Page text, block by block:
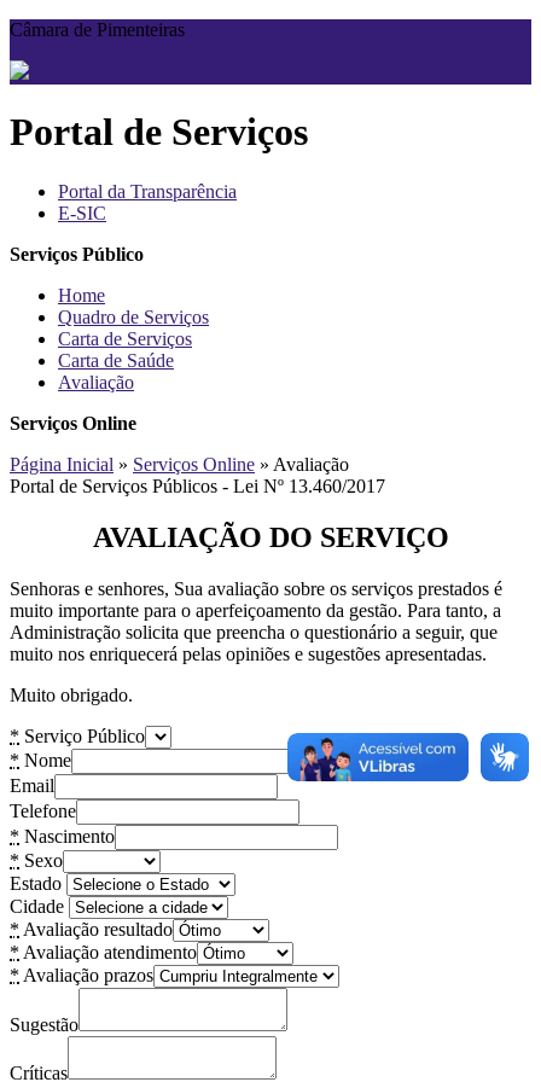
Câmara de Pimenteiras
Portal de Serviços
Portal da Transparência
E-SIC
Serviços Público
Home
Quadro de Serviços
Carta de Serviços
Carta de Saúde
Avaliação
Serviços Online
Página Inicial » Serviços Online » Avaliação
Portal de Serviços Públicos - Lei Nº 13.460/2017
AVALIAÇÃO DO SERVIÇO
Senhoras e senhores, Sua avaliação sobre os serviços prestados é
muito importante para o aperfeiçoamento da gestão. Para tanto, a
Administração solicita que preencha o questionário a seguir, que
muito nos enriquecerá pelas opiniões e sugestões apresentadas.
Muito obrigado.
* Serviço Público
* Nome
Email
Telefone
* Nascimento
* Sexo
Estado
Cidade
* Avaliação resultado
* Avaliação atendimento
* Avaliação prazos
Sugestão
Críticas